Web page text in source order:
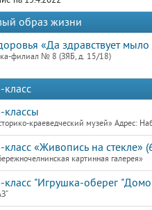
образ жизни
«Да здравствует
филиал № 8 (ЗЯБ, д. 15/18)
класс
классы
краеведческий музей» Адрес:
класс «Живопись на стекле»
картинная галерея»
класс "Игрушка-оберег